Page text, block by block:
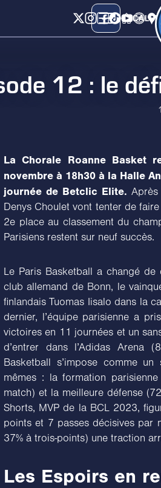
12 : le
La Chorale Roanne Basket
novembre à 18h30 à la Halle
journée de Betclic Elite.
Denys Choulet vont tenter de
2e place au classement du
Parisiens restent sur neuf succès.
Le Paris Basketball a changé
club allemand de Bonn, le
finlandais Tuomas Iisalo dans la
dernier, l’équipe parisienne a
victoires en 11 journées et un
d’entrer dans l’Adidas Arena
Basketball s’impose comme
mêmes : la formation
match) et la meilleure défense
Shorts, MVP de la BCL 2023,
points et 7 passes décisives par
37% à trois-points) une traction
Les Espoirs en